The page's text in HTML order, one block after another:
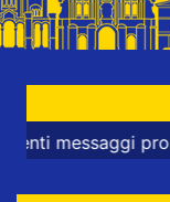
promozionali